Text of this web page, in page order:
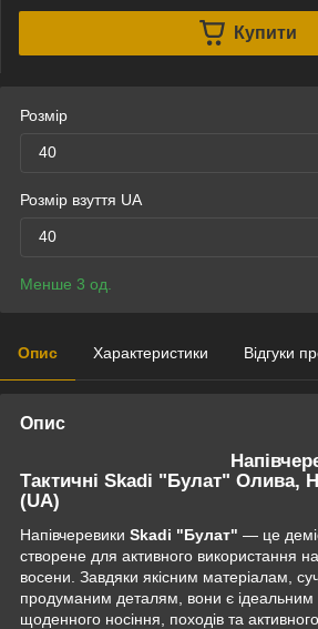
Купити
Розмір
40
Розмір взуття UA
40
Менше 3 од.
Опис Характеристики Відгуки
Опис
Напівчеревики
Тактичні Skadi "Булат" Олива,
(UA)
Напівчеревики Skadi "Булат" — це
створене для активного використання
восени. Завдяки якісним матеріалам,
продуманим деталям, вони є
щоденного носіння, походів та активного